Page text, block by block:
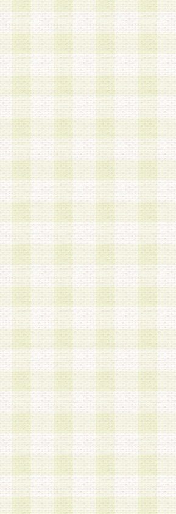
a.既に登録されている会員
録する場合
b.本サービスと同様のサー
業に従事していると思われ
場合
c.その他当社が不適切と判断
2.当社は、会員登録希望者
した 場合、会員登録希望者
による承認後の場合であっ
の抹消を、当社が適切と判
とができるものとします。
3.会員登録希望者が18歳未
人 である場合は、親権者な
録を行うものとします。な
者については、登録時に 当
権者による承認手続きを行
第3条 会員の登録方法
1.会員登録手続きは、会員
る登録は一切認められないも
2.会員登録希望者は、本規
画 面」において、当社が指
を行うものとします。当社
会員として本サービスを 受
を付与します。
3.会員は、会員登録の際に
いかなる虚偽の申告をも行
4.会員は、複数のログイン
いものとします。